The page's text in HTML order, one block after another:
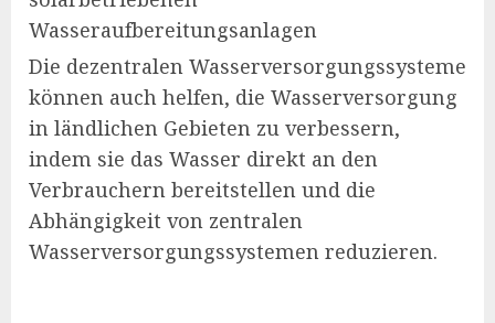
Wasseraufbereitungsanlagen
Die dezentralen Wasserversorgungssysteme
können auch helfen, die Wasserversorgung
in ländlichen Gebieten zu verbessern,
indem sie das Wasser direkt an den
Verbrauchern bereitstellen und die
Abhängigkeit von zentralen
Wasserversorgungssystemen reduzieren.